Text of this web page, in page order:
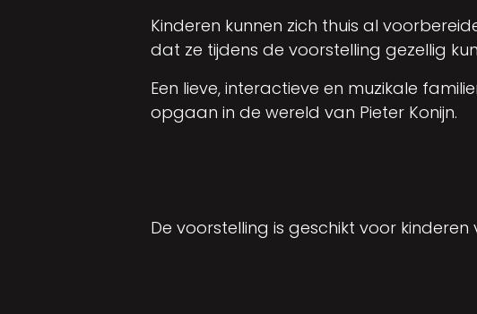
Kinderen kunnen zich thuis al
dat ze tijdens de voorstelling gezellig
Een lieve, interactieve en muzikale
opgaan in de wereld van Pieter Konijn.
De voorstelling is geschikt voor